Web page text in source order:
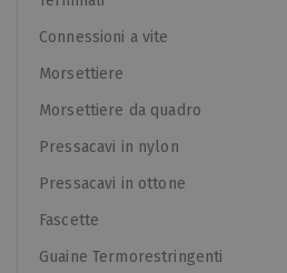
Connessioni a vite
Morsettiere
Morsettiere da quadro
Pressacavi in nylon
Pressacavi in ottone
Fascette
Guaine Termorestringenti